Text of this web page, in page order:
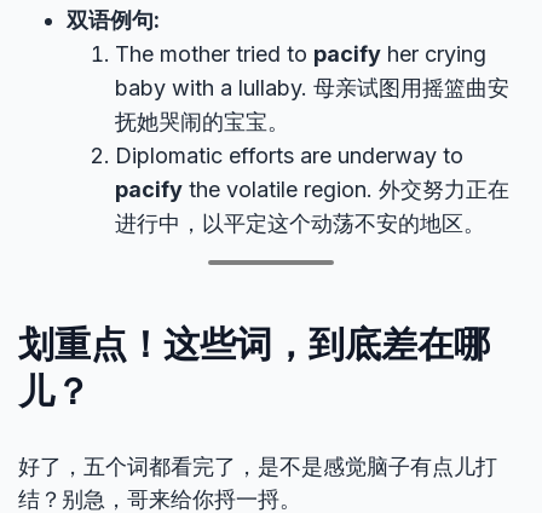
双语例句:
The mother tried to pacify her crying
baby with a lullaby. 母亲试图用摇篮曲安
抚她哭闹的宝宝。
Diplomatic efforts are underway to
pacify the volatile region. 外交努力正在
进行中，以平定这个动荡不安的地区。
划重点！这些词，到底差在哪
儿？
好了，五个词都看完了，是不是感觉脑子有点儿打
结？别急，哥来给你捋一捋。